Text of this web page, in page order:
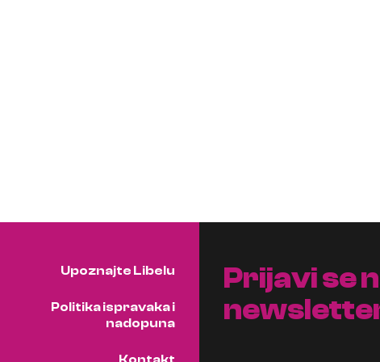
Upoznajte Libelu
Politika ispravaka i
nadopuna
Prijavi se